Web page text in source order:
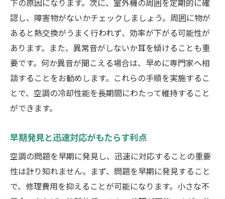
下の原因になります。次に、室外機の周囲を定期的に確
認し、障害物がないかチェックしましょう。周囲に物が
あると熱交換がうまく行われず、効率が下がる可能性が
あります。また、異常音がしないか耳を傾けることも重
要です。何か異音が聞こえる場合は、早めに専門家へ相
談することをお勧めします。これらの手順を実施するこ
とで、空調の冷却性能を長期間にわたって維持すること
ができます。
早期発見と迅速対応がもたらす利点
空調の問題を早期に発見し、迅速に対応することの重要
性は計り知れません。まず、問題を早期に発見すること
で、修理費用を抑えることが可能になります。小さな不